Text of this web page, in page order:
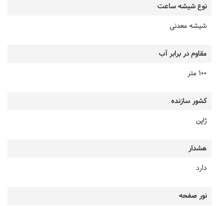
نوع شیشه ساعت
شیشه معدنی
مقاوم در برابر آب
100 متر
کشور سازنده
ژاپن
هشدار
دارد
نور صفحه